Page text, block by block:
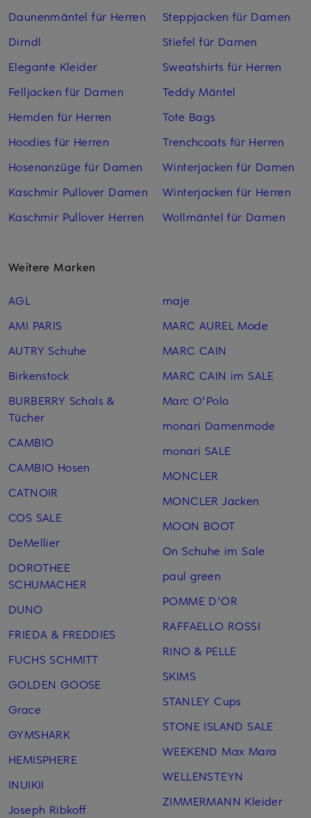
Daunenmäntel für Herren
Dirndl
Elegante Kleider
Felljacken für Damen
Hemden für Herren
Hoodies für Herren
Hosenanzüge für Damen
Kaschmir Pullover Damen
Kaschmir Pullover Herren
Steppjacken für Damen
Stiefel für Damen
Sweatshirts für Herren
Teddy Mäntel
Tote Bags
Trenchcoats für Herren
Winterjacken für Damen
Winterjacken für Herren
Wollmäntel für Damen
Weitere Marken
AGL
AMI PARIS
AUTRY Schuhe
Birkenstock
BURBERRY Schals &
Tücher
CAMBIO
CAMBIO Hosen
CATNOIR
COS SALE
DeMellier
DOROTHEE
SCHUMACHER
DUNO
FRIEDA & FREDDIES
FUCHS SCHMITT
GOLDEN GOOSE
Grace
GYMSHARK
HEMISPHERE
INUIKII
Joseph Ribkoff
maje
MARC AUREL Mode
MARC CAIN
MARC CAIN im SALE
Marc O'Polo
monari Damenmode
monari SALE
MONCLER
MONCLER Jacken
MOON BOOT
On Schuhe im Sale
paul green
POMME D'OR
RAFFAELLO ROSSI
RINO & PELLE
SKIMS
STANLEY Cups
STONE ISLAND SALE
WEEKEND Max Mara
WELLENSTEYN
ZIMMERMANN Kleider